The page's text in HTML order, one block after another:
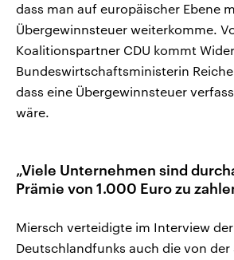
dass man auf europäischer Ebene
Übergewinnsteuer weiterkomme.
Koalitionspartner CDU kommt
Bundeswirtschaftsministerin
dass eine Übergewinnsteuer
wäre.
„Viele Unternehmen sind
Prämie von 1.000 Euro zu
Miersch verteidigte im Interview
Deutschlandfunks auch die von